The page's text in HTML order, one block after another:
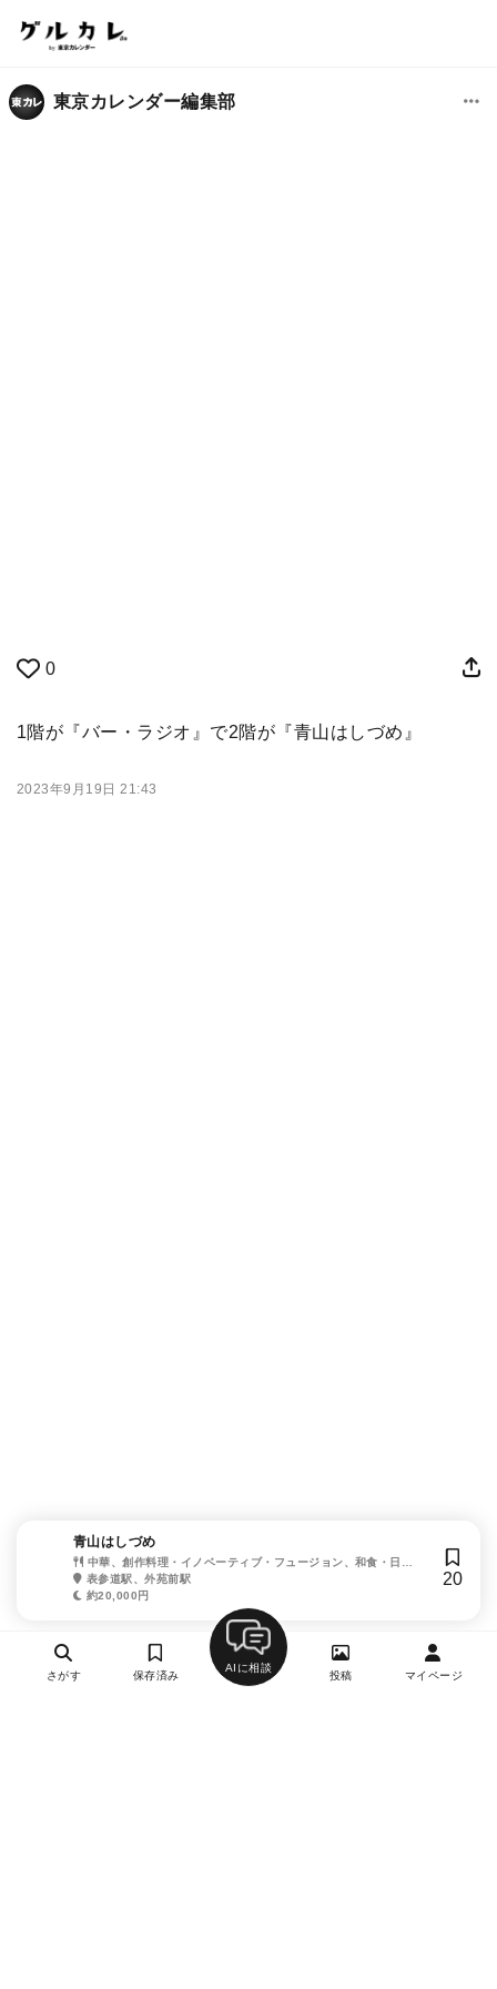
東京カレンダー編集部
0
1階が『バー・ラジオ』で2階が『青山はしづめ』
2023年9月19日 21:43
青山はしづめ
中華、創作料理・イノベーティブ・フュージョン、和食・日本
料理表参道駅、外苑前駅
約20,000円
20
さがす 保存済み
AIに相談
投稿 マイページ